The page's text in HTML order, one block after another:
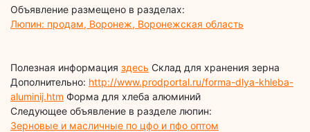
Объявление размещено в разделах:
Люпин: продам, Воронеж, Воронежская область
Полезная информация здесь Склад для хранения зерна
Дополнительно: http://www.prodportal.ru/forma-dlya-khleba-
aluminij.htm Форма для хлеба алюминий
Следующее объявление в разделе люпин:
Зерновые и масличные по цфо и пфо оптом